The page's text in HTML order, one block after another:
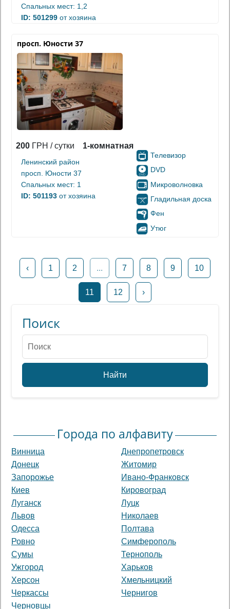
Спальных мест: 1,2
ID: 501299 от хозяина
просп. Юности 37
200 ГРН / сутки 1-комнатная
Ленинский район
просп. Юности 37
Спальных мест: 1
ID: 501193 от хозяина
Телевизор
DVD
Микроволновка
Гладильная доска
Фен
Утюг
‹ 1 2 ... 7 8 9 10
11 12 ›
Поиск
Найти
Города по алфавиту
Винница
Днепропетровск
Донецк
Житомир
Запорожье
Ивано-Франковск
Киев
Кировоград
Луганск
Луцк
Львов
Николаев
Одесса
Полтава
Ровно
Симферополь
Сумы
Тернополь
Ужгород
Харьков
Херсон
Хмельницкий
Черкассы
Чернигов
Черновцы